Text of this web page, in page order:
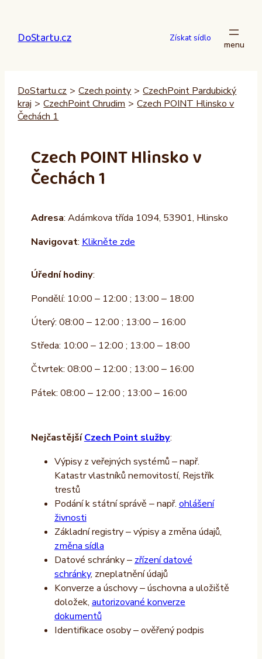
obsah
DoStartu.cz Získat sídlo
DoStartu.cz > Czech pointy > CzechPoint Pardubický
kraj > CzechPoint Chrudim > Czech POINT Hlinsko v
Čechách 1
Czech POINT Hlinsko v
Čechách 1
Adresa: Adámkova třída 1094, 53901, Hlinsko
Navigovat: Klikněte zde
Úřední hodiny:
Pondělí: 10:00 – 12:00 ; 13:00 – 18:00
Úterý: 08:00 – 12:00 ; 13:00 – 16:00
Středa: 10:00 – 12:00 ; 13:00 – 18:00
Čtvrtek: 08:00 – 12:00 ; 13:00 – 16:00
Pátek: 08:00 – 12:00 ; 13:00 – 16:00
NejčastějšíCzech Point služby:
Výpisy z veřejných systémů – např.
Katastr vlastníků nemovitostí, Rejstřík
trestů
Podání k státní správě – např. ohlášení
živnosti
Základní registry – výpisy a změna údajů,
změna sídla
Datové schránky – zřízení datové
schránky, zneplatnění údajů
Konverze a úschovy – úschovna a uložiště
doložek, autorizované konverze
dokumentů
Identifikace osoby – ověřený podpis